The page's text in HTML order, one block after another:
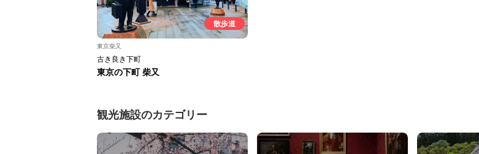
散歩道
東京柴又
古き良き下町
東京の下町 柴又
観光施設のカテゴリー